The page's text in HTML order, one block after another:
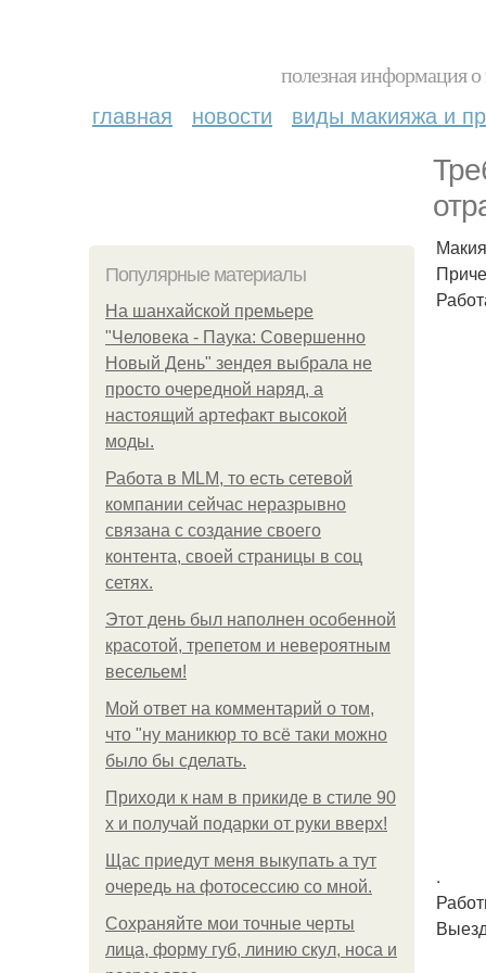
полезная информация
главная новости виды макияжа и
Популярные материалы
На шанхайской премьере
"Человека - Паука: Совершенно
Новый День" зендея выбрала не
просто очередной наряд, а
настоящий артефакт высокой
моды.
Работа в MLM, то есть сетевой
компании сейчас неразрывно
связана с создание своего
контента, своей страницы в соц
сетях.
Этот день был наполнен особенной
красотой, трепетом и невероятным
весельем!
Мой ответ на комментарий о том,
что "ну маникюр то всё таки можно
было бы сделать.
Приходи к нам в прикиде в стиле 90
х и получай подарки от руки вверх!
Щас приедут меня выкупать а тут
очередь на фотосессию со мной.
Сохраняйте мои точные черты
лица, форму губ, линию скул, носа и
.